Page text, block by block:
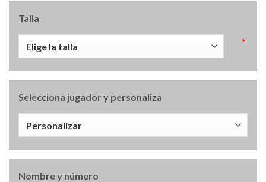
Talla
*
Selecciona jugador y personaliza
Nombre y número